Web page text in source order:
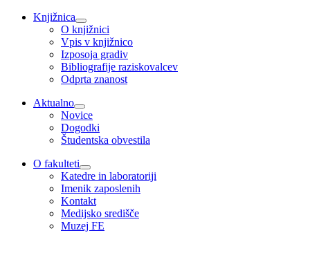
Knjižnica
O knjižnici
Vpis v knjižnico
Izposoja gradiv
Bibliografije raziskovalcev
Odprta znanost
Aktualno
Novice
Dogodki
Študentska obvestila
O fakulteti
Katedre in laboratoriji
Imenik zaposlenih
Kontakt
Medijsko središče
Muzej FE